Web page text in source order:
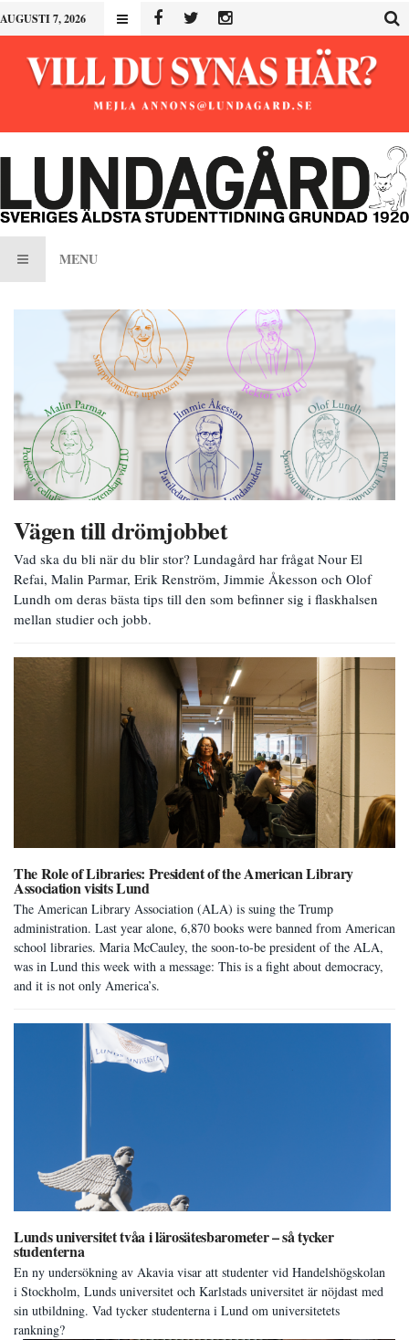
AUGUSTI 7, 2026
MENU
Vägen till drömjobbet
Vad ska du bli när du blir stor? Lundagård har frågat Nour El
Refai, Malin Parmar, Erik Renström, Jimmie Åkesson och Olof
Lundh om deras bästa tips till den som befinner sig i flaskhalsen
mellan studier och jobb.
The Role of Libraries: President of the American Library
Association visits Lund
The American Library Association (ALA) is suing the Trump
administration. Last year alone, 6,870 books were banned from American
school libraries. Maria McCauley, the soon-to-be president of the ALA,
was in Lund this week with a message: This is a fight about democracy,
and it is not only America’s.
Lunds universitet tvåa i lärosätesbarometer – så tycker
studenterna
En ny undersökning av Akavia visar att studenter vid Handelshögskolan
i Stockholm, Lunds universitet och Karlstads universitet är nöjdast med
sin utbildning. Vad tycker studenterna i Lund om universitetets
rankning?